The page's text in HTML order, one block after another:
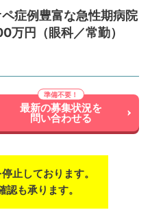
症例豊富な急性期病院
万円（眼科／常勤）
最新の募集状況を
問い合わせる
止しております。
も承ります。